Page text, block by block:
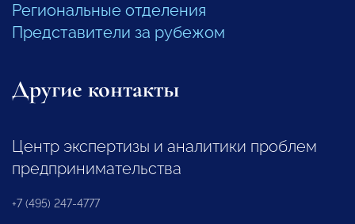
Региональные отделения
Представители за рубежом
Другие контакты
Центр экспертизы и аналитики проблем
предпринимательства
+7 (495) 247-4777